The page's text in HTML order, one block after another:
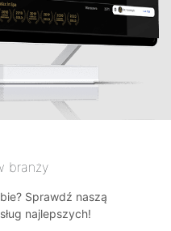
branży
Sprawdź naszą
najlepszych!